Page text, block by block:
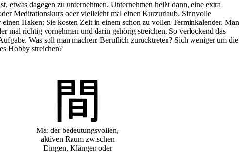
etwas dagegen zu unternehmen. Unternehmen heißt dann, eine extra
Meditationskurs oder vielleicht mal einen Kurzurlaub. Sinnvolle
einen Haken: Sie kosten Zeit in einem schon zu vollen Terminkalender. Man
mal richtig vornehmen und darin gehörig streichen. So verlockend das
Was soll man machen: Beruflich zurücktreten? Sich weniger um die
Hobby streichen?
Ma: der bedeutungsvollen,
aktiven Raum zwischen
Dingen, Klängen oder